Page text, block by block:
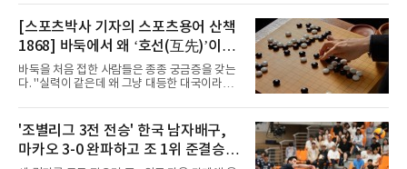
NBA에 도전 중인 이현중을 앞세운 대표팀의 목
표는 우승이다.조별리그는 12
이하(U-17) 여자배구대표팀은 8일(한국시간) 칠
레 로스안데스에서 열린 2026 국제배구연맹
(FIVB) U-17 여자 세계선수권대회 조별리그 D조
2차전에서 대만을 세트 점수 3-1(25-19 18-25
25-13 25-15)로 꺾었다. 전날 푸에르토리코를
3-1로 물리쳤던 한국은 2연승으로 조 1위에 올
라 16강 진출에 청신호를 켰다.이날 승리는 남다
3-2로 꺾고 정상에 올랐는데, 세계선수권에서
이뤄진 '리턴 매치'에서도 승리하
[스포츠박사 기자의 스포츠용어 산책
1868] 바둑에서 왜 ‘호선(互先)’이라
말할까
바둑을 처음 접한 사람들은 종종 궁금증을 갖는
다. "실력이 같은데 왜 그냥 대등한 대국이라고
‘바둑에서 왜 ‘대국(對局)’이라 말할까‘ 참조)'호
선(互先)'은 한자로 '서로 호(互)', '먼저 선(先)'을
쓴다. 직역하면 '서로 먼저 둔다'는 뜻이다. 여기
서 '서로 먼저 둔다'는 표현은 한 판에서 두 사람
이 동시에 선수를 잡는다는 의미가 아니다. 중국
'조별리그 3전 전승' 한국 남자배구,
마카오 3-0 완파하고 조 1위 준결승